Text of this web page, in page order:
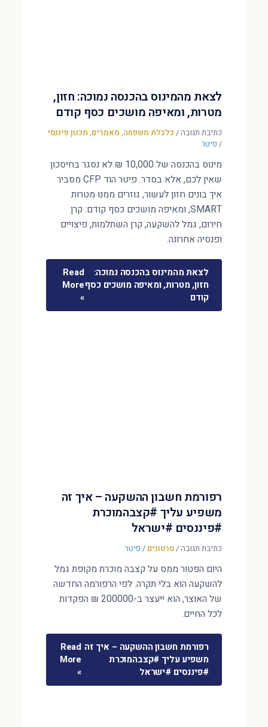
לצאת מהמינוס בהכנסה נמוכה: חזון,
מטרות, ומאיפה מושכים כסף קודם
כתיבת תגובה/ כלכלת משפחה, מאמרים, תכנון פיננסי
/ פיטר
מינוס בהכנסה של 10,000 ₪ לא נסגר בחיסכון
שאין לכם, אלא בסדר. פיטר הוד CFP מסביר
איך בונים חזון לעשור, גוזרים ממנו מטרות
SMART, ומאיפה מושכים כסף קודם: קרן
חירום, גמל להשקעה, קרן השתלמות, פיצויים
ופנסיה אחרונה.
לצאת מהמינוס בהכנסה נמוכה:
חזון, מטרות, ומאיפה מושכים כסף
קודם
Read
More
»
רפורמת חשבון ההשקעה – איך זה
משפיע עליך #קצבהמוכרת
#פיננסים #ישראל
כתיבת תגובה/סרטונים / פיטר
היום הפטור ממס על קצבה מוכרת מקופת גמל
להשקעה הוא בלי תקרה. לפי הרפורמה החדשה
של האוצר, הוא ייעצר ב-200000 ₪ הפקדות
לכל החיים.
רפורמת חשבון ההשקעה – איך זה
משפיע עליך #קצבהמוכרת
#פיננסים #ישראל
Read
More
»